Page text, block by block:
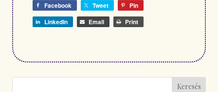
Facebook Tweet
Pin
LinkedIn
Email Print
Keresés